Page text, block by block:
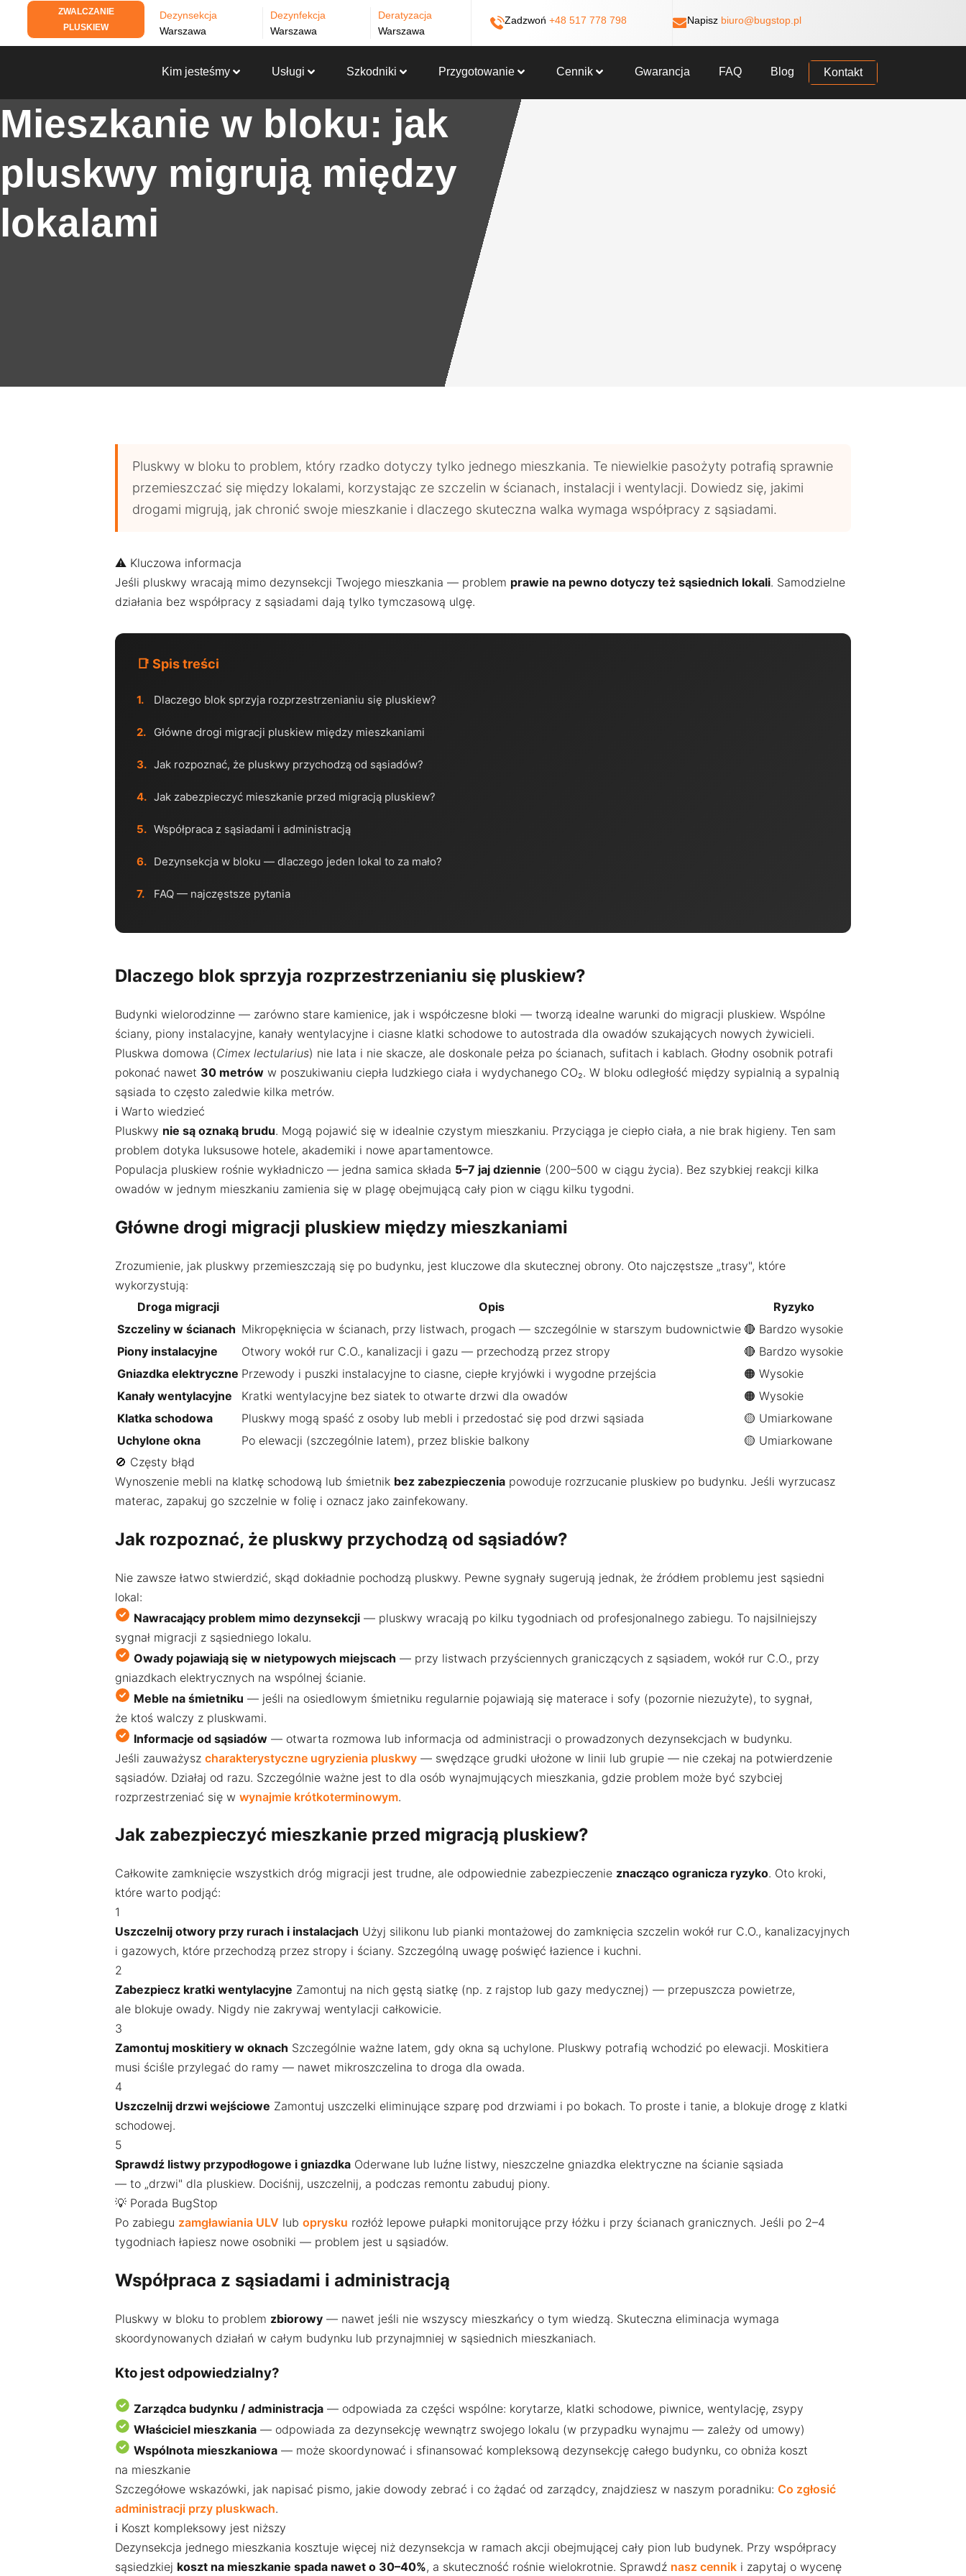
ZWALCZANIE
PLUSKIEW
Dezynsekcja
Warszawa
Dezynfekcja
Warszawa
Deratyzacja
Warszawa
Zadzwoń +48 517 778 798 Napisz biuro@bugstop.pl
Kim jesteśmy Usługi Szkodniki Przygotowanie Cennik Gwarancja FAQ Blog Kontakt
Mieszkanie w bloku: jak
pluskwy migrują między
lokalami
Pluskwy w bloku to problem, który rzadko dotyczy tylko jednego mieszkania. Te niewielkie pasożyty potrafią sprawnie
przemieszczać się między lokalami, korzystając ze szczelin w ścianach, instalacji i wentylacji. Dowiedz się, jakimi
drogami migrują, jak chronić swoje mieszkanie i dlaczego skuteczna walka wymaga współpracy z sąsiadami.
⚠️ Kluczowa informacja
Jeśli pluskwy wracają mimo dezynsekcji Twojego mieszkania — problem prawie na pewno dotyczy też sąsiednich lokali. Samodzielne
działania bez współpracy z sąsiadami dają tylko tymczasową ulgę.
📑 Spis treści
Dlaczego blok sprzyja rozprzestrzenianiu się pluskiew?
Główne drogi migracji pluskiew między mieszkaniami
Jak rozpoznać, że pluskwy przychodzą od sąsiadów?
Jak zabezpieczyć mieszkanie przed migracją pluskiew?
Współpraca z sąsiadami i administracją
Dezynsekcja w bloku — dlaczego jeden lokal to za mało?
FAQ — najczęstsze pytania
Dlaczego blok sprzyja rozprzestrzenianiu się pluskiew?
Budynki wielorodzinne — zarówno stare kamienice, jak i współczesne bloki — tworzą idealne warunki do migracji pluskiew. Wspólne
ściany, piony instalacyjne, kanały wentylacyjne i ciasne klatki schodowe to autostrada dla owadów szukających nowych żywicieli.
Pluskwa domowa (Cimex lectularius) nie lata i nie skacze, ale doskonale pełza po ścianach, sufitach i kablach. Głodny osobnik potrafi
pokonać nawet 30 metrów w poszukiwaniu ciepła ludzkiego ciała i wydychanego CO₂. W bloku odległość między sypialnią a sypalnią
sąsiada to często zaledwie kilka metrów.
ℹ️ Warto wiedzieć
Pluskwy nie są oznaką brudu. Mogą pojawić się w idealnie czystym mieszkaniu. Przyciąga je ciepło ciała, a nie brak higieny. Ten sam
problem dotyka luksusowe hotele, akademiki i nowe apartamentowce.
Populacja pluskiew rośnie wykładniczo — jedna samica składa 5–7 jaj dziennie (200–500 w ciągu życia). Bez szybkiej reakcji kilka
owadów w jednym mieszkaniu zamienia się w plagę obejmującą cały pion w ciągu kilku tygodni.
Główne drogi migracji pluskiew między mieszkaniami
Zrozumienie, jak pluskwy przemieszczają się po budynku, jest kluczowe dla skutecznej obrony. Oto najczęstsze „trasy", które
wykorzystują:
Droga migracji
Opis
Ryzyko
Szczeliny w ścianach Mikropęknięcia w ścianach, przy listwach, progach — szczególnie w starszym budownictwie 🔴 Bardzo wysokie
Piony instalacyjne
Otwory wokół rur C.O., kanalizacji i gazu — przechodzą przez stropy
🔴 Bardzo wysokie
Gniazdka elektryczne Przewody i puszki instalacyjne to ciasne, ciepłe kryjówki i wygodne przejścia
🟠 Wysokie
Kanały wentylacyjne
Kratki wentylacyjne bez siatek to otwarte drzwi dla owadów
🟠 Wysokie
Klatka schodowa
Pluskwy mogą spaść z osoby lub mebli i przedostać się pod drzwi sąsiada
🟡 Umiarkowane
Uchylone okna
Po elewacji (szczególnie latem), przez bliskie balkony
🟡 Umiarkowane
🚫 Częsty błąd
Wynoszenie mebli na klatkę schodową lub śmietnik bez zabezpieczenia powoduje rozrzucanie pluskiew po budynku. Jeśli wyrzucasz
materac, zapakuj go szczelnie w folię i oznacz jako zainfekowany.
Jak rozpoznać, że pluskwy przychodzą od sąsiadów?
Nie zawsze łatwo stwierdzić, skąd dokładnie pochodzą pluskwy. Pewne sygnały sugerują jednak, że źródłem problemu jest sąsiedni
lokal:
Nawracający problem mimo dezynsekcji — pluskwy wracają po kilku tygodniach od profesjonalnego zabiegu. To najsilniejszy
sygnał migracji z sąsiedniego lokalu.
Owady pojawiają się w nietypowych miejscach — przy listwach przyściennych graniczących z sąsiadem, wokół rur C.O., przy
gniazdkach elektrycznych na wspólnej ścianie.
Meble na śmietniku — jeśli na osiedlowym śmietniku regularnie pojawiają się materace i sofy (pozornie niezużyte), to sygnał,
że ktoś walczy z pluskwami.
Informacje od sąsiadów — otwarta rozmowa lub informacja od administracji o prowadzonych dezynsekcjach w budynku.
Jeśli zauważysz charakterystyczne ugryzienia pluskwy — swędzące grudki ułożone w linii lub grupie — nie czekaj na potwierdzenie
sąsiadów. Działaj od razu. Szczególnie ważne jest to dla osób wynajmujących mieszkania, gdzie problem może być szybciej
rozprzestrzeniać się w wynajmie krótkoterminowym.
Jak zabezpieczyć mieszkanie przed migracją pluskiew?
Całkowite zamknięcie wszystkich dróg migracji jest trudne, ale odpowiednie zabezpieczenie znacząco ogranicza ryzyko. Oto kroki,
które warto podjąć:
1
Uszczelnij otwory przy rurach i instalacjach Użyj silikonu lub pianki montażowej do zamknięcia szczelin wokół rur C.O., kanalizacyjnych
i gazowych, które przechodzą przez stropy i ściany. Szczególną uwagę poświęć łazience i kuchni.
2
Zabezpiecz kratki wentylacyjne Zamontuj na nich gęstą siatkę (np. z rajstop lub gazy medycznej) — przepuszcza powietrze,
ale blokuje owady. Nigdy nie zakrywaj wentylacji całkowicie.
3
Zamontuj moskitiery w oknach Szczególnie ważne latem, gdy okna są uchylone. Pluskwy potrafią wchodzić po elewacji. Moskitiera
musi ściśle przylegać do ramy — nawet mikroszczelina to droga dla owada.
4
Uszczelnij drzwi wejściowe Zamontuj uszczelki eliminujące szparę pod drzwiami i po bokach. To proste i tanie, a blokuje drogę z klatki
schodowej.
5
Sprawdź listwy przypodłogowe i gniazdka Oderwane lub luźne listwy, nieszczelne gniazdka elektryczne na ścianie sąsiada
— to „drzwi" dla pluskiew. Dociśnij, uszczelnij, a podczas remontu zabuduj piony.
💡 Porada BugStop
Po zabiegu zamgławiania ULV lub oprysku rozłóż lepowe pułapki monitorujące przy łóżku i przy ścianach granicznych. Jeśli po 2–4
tygodniach łapiesz nowe osobniki — problem jest u sąsiadów.
Współpraca z sąsiadami i administracją
Pluskwy w bloku to problem zbiorowy — nawet jeśli nie wszyscy mieszkańcy o tym wiedzą. Skuteczna eliminacja wymaga
skoordynowanych działań w całym budynku lub przynajmniej w sąsiednich mieszkaniach.
Kto jest odpowiedzialny?
Zarządca budynku / administracja — odpowiada za części wspólne: korytarze, klatki schodowe, piwnice, wentylację, zsypy
Właściciel mieszkania — odpowiada za dezynsekcję wewnątrz swojego lokalu (w przypadku wynajmu — zależy od umowy)
Wspólnota mieszkaniowa — może skoordynować i sfinansować kompleksową dezynsekcję całego budynku, co obniża koszt
na mieszkanie
Szczegółowe wskazówki, jak napisać pismo, jakie dowody zebrać i co żądać od zarządcy, znajdziesz w naszym poradniku: Co zgłosić
administracji przy pluskwach.
ℹ️ Koszt kompleksowy jest niższy
Dezynsekcja jednego mieszkania kosztuje więcej niż dezynsekcja w ramach akcji obejmującej cały pion lub budynek. Przy współpracy
sąsiedzkiej koszt na mieszkanie spada nawet o 30–40%, a skuteczność rośnie wielokrotnie. Sprawdź nasz cennik i zapytaj o wycenę